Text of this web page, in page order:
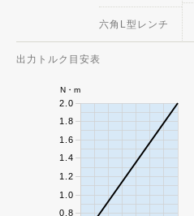
六角L型レンチ
出力トルク目安表
0.8
1.0
1.2
1.4
1.6
1.8
2.0
N・m